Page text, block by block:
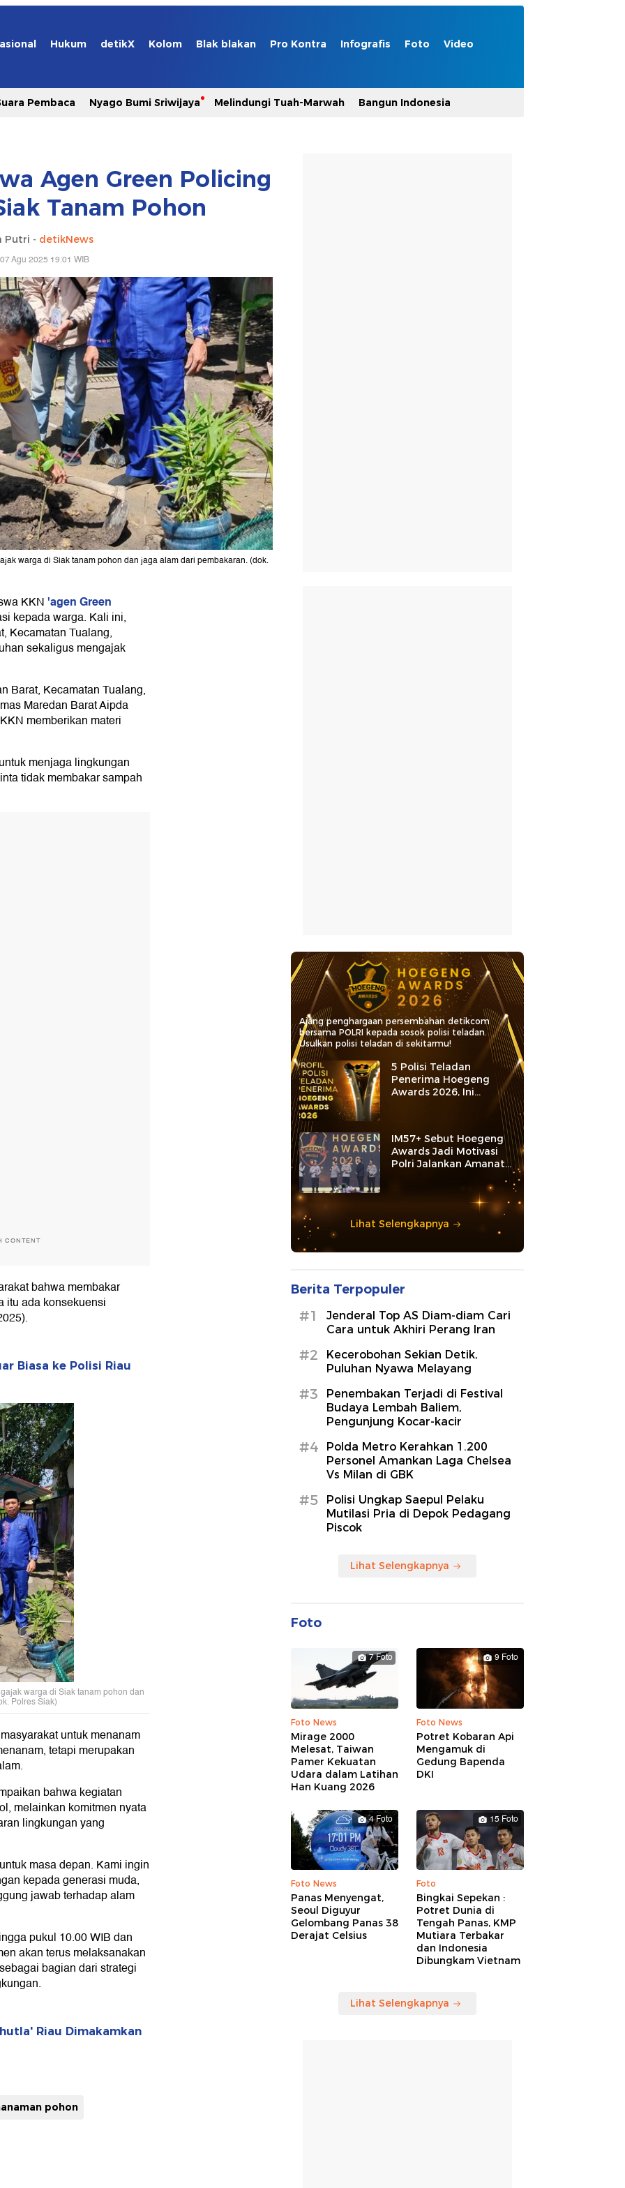
Hukum detikX Kolom Blak blakan Pro Kontra Infografis Foto Video
Pembaca Nyago Bumi Sriwijaya Melindungi Tuah-Marwah Bangun Indonesia
Agen Green Policing
Tanam Pohon
Putri - detikNews
Agu 2025 19:01 WIB
warga di Siak tanam pohon dan jaga alam dari pembakaran. (dok.
KKN'agen Green
kepada warga. Kali ini,
Kecamatan Tualang,
sekaligus mengajak
Barat, Kecamatan Tualang,
Maredan Barat Aipda
memberikan materi
menjaga lingkungan
tidak membakar sampah
CONTENT
bahwa membakar
itu ada konsekuensi
Biasa ke Polisi Riau
warga di Siak tanam pohon dan
Polres Siak)
untuk menanam
tetapi merupakan
bahwa kegiatan
melainkan komitmen nyata
lingkungan yang
masa depan. Kami ingin
kepada generasi muda,
jawab terhadap alam
pukul 10.00 WIB dan
akan terus melaksanakan
bagian dari strategi
Riau Dimakamkan
pohon
Ajang penghargaan persembahan detikcom
bersama POLRI kepada sosok polisi teladan.
Usulkan polisi teladan di sekitarmu!
5 Polisi Teladan
Penerima Hoegeng
Awards 2026, Ini
Kategori dan Kiprahnya
IM57+ Sebut Hoegeng
Awards Jadi Motivasi
Polri Jalankan Amanat
Lihat Selengkapnya
Berita Terpopuler
#1
Jenderal Top AS Diam-diam Cari
Cara untuk Akhiri Perang Iran
#2
Kecerobohan Sekian Detik,
Puluhan Nyawa Melayang
#3
Penembakan Terjadi di Festival
Budaya Lembah Baliem,
Pengunjung Kocar-kacir
#4
Polda Metro Kerahkan 1.200
Personel Amankan Laga Chelsea
Vs Milan di GBK
#5
Polisi Ungkap Saepul Pelaku
Mutilasi Pria di Depok Pedagang
Piscok
Lihat Selengkapnya
Foto
7 Foto
Foto News
Mirage 2000
Melesat, Taiwan
Pamer Kekuatan
Udara dalam Latihan
Han Kuang 2026
9 Foto
Foto News
Potret Kobaran Api
Mengamuk di
Gedung Bapenda
DKI
4 Foto
Foto News
Panas Menyengat,
Seoul Diguyur
Gelombang Panas 38
Derajat Celsius
15 Foto
Foto
Bingkai Sepekan :
Potret Dunia di
Tengah Panas, KMP
Mutiara Terbakar
dan Indonesia
Dibungkam Vietnam
Lihat Selengkapnya